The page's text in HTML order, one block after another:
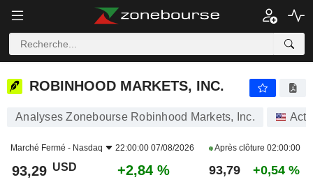
ROBINHOOD MARKETS, INC.
ROBINHOOD MARKETS, INC.
Analyses Zonebourse Robinhood Markets, Inc.
Marché Fermé - Nasdaq 22:00:00 07/08/2026 Après clôture 02:00:00
93,29 USD +2,84 % 93,79 +0,54 %